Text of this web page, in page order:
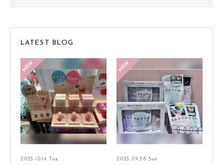
LATEST BLOG
2025.10.14 Tue 2025.09.28 Sun